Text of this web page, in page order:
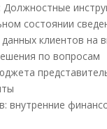
Должностные
состоянии
клиентов на
по вопросам
внутренние